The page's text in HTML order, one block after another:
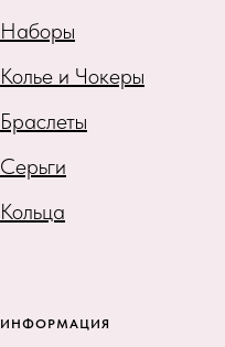
Наборы
Колье и Чокеры
Браслеты
Серьги
Кольца
ИНФОРМАЦИЯ